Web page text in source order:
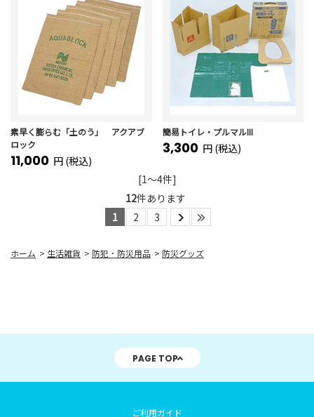
素早く膨らむ「土のう」 アクアブ
ロック
11,000 円 (税込)
簡易トイレ・プルマルIII
3,300 円 (税込)
[1～4件]
12件あります
1
2 3
ホーム > 生活雑貨 > 防犯 ･ 防災用品 > 防災グッズ
PAGE TOP
ご利用ガイド